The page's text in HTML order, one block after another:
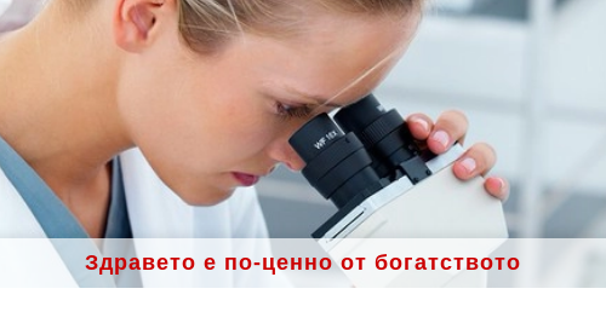
Здравето е по-ценно от богатството